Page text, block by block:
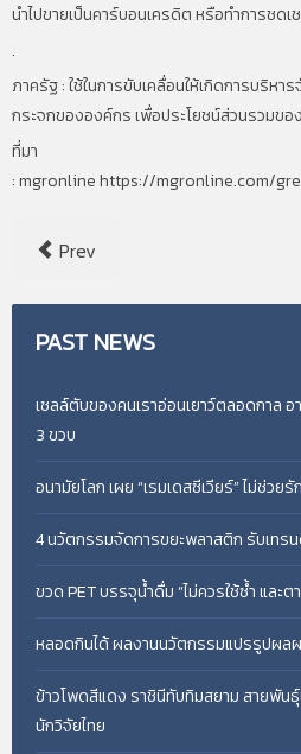
นำไปขายเป็นคาร์บอนเครดิต หรือทำการชด
.
ภาครัฐ : ใช้ในการขับเคลื่อนให้เกิดการบริห
กระจกขององค์กร เพื่อประโยชน์ส่วนรวมขอ
ที่มา
: mgronline https://mgronline.com/
Prev
PAST NEWS
เซลล์ตับของคนเราอ่อนเยาว์ตลอดกาล อ
3 ขวบ
อนามัยโลก เผย “เรมเดสซีเวียร์” ไม่ช่วย
4 นวัตกรรมจัดการขยะพลาสติก รับเทรน
ขวด PET บรรจุน้ำดื่ม “ไม่ควรใช้ซ้ำ และ
หลอดกินได้ ผลงานนวัตกรรมแปรรูปผล
ข้าวโพดสีแดง ราชินีทับทิมสยาม สายพัน
นักวิจัยไทย